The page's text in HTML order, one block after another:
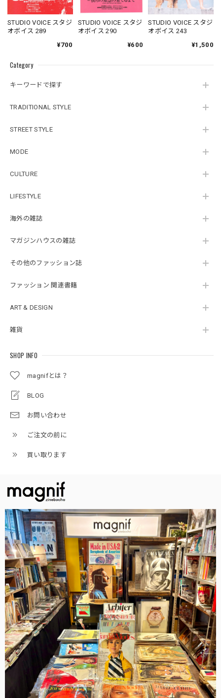
Category
キーワードで探す
TRADITIONAL STYLE
STREET STYLE
MODE
CULTURE
LIFESTYLE
海外の雑誌
マガジンハウスの雑誌
その他のファッション誌
ファッション 関連書籍
ART & DESIGN
雑貨
SHOP INFO
magnifとは？
BLOG
お問い合わせ
ご注文の前に
買い取ります
STUDIO VOICE スタジ
オボイス 289
¥700
STUDIO VOICE スタジ
オボイス 290
¥600
STUDIO VOICE スタジ
オボイス 243
¥1,500